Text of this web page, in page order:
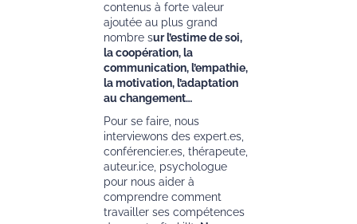
contenus à forte valeur
ajoutée au plus grand
nombre sur l’estime de soi,
la coopération, la
communication, l’empathie,
la motivation, l’adaptation
au changement…
Pour se faire, nous
interviewons des expert.es,
conférencier.es, thérapeute,
auteur.ice, psychologue
pour nous aider à
comprendre comment
travailler ses compétences